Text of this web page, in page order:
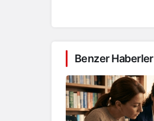
Benzer Haberler